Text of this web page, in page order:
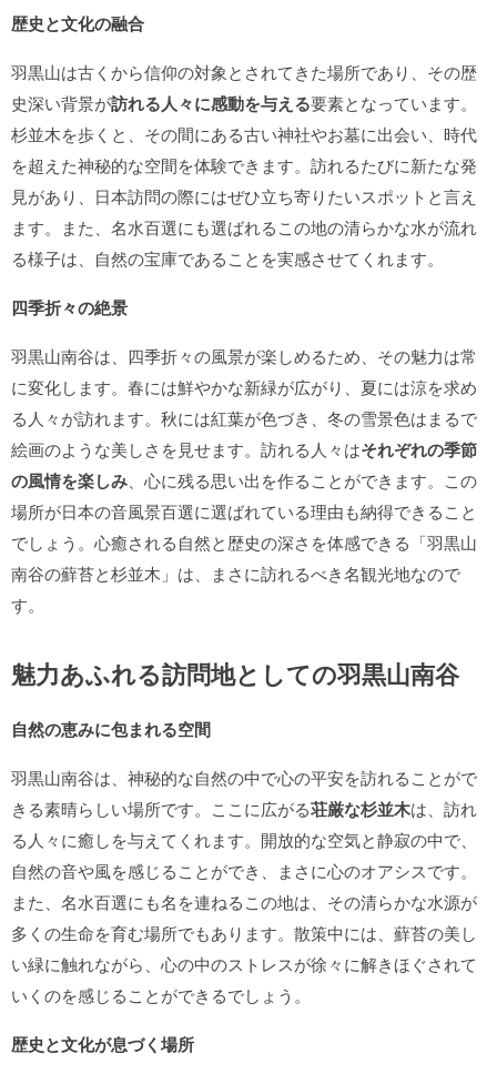
歴史と文化の融合
羽黒山は古くから信仰の対象とされてきた場所であり、その歴
史深い背景が訪れる人々に感動を与える要素となっています。
杉並木を歩くと、その間にある古い神社やお墓に出会い、時代
を超えた神秘的な空間を体験できます。訪れるたびに新たな発
見があり、日本訪問の際にはぜひ立ち寄りたいスポットと言え
ます。また、名水百選にも選ばれるこの地の清らかな水が流れ
る様子は、自然の宝庫であることを実感させてくれます。
四季折々の絶景
羽黒山南谷は、四季折々の風景が楽しめるため、その魅力は常
に変化します。春には鮮やかな新緑が広がり、夏には涼を求め
る人々が訪れます。秋には紅葉が色づき、冬の雪景色はまるで
絵画のような美しさを見せます。訪れる人々はそれぞれの季節
の風情を楽しみ 、心に残る思い出を作ることができます。この
場所が日本の音風景百選に選ばれている理由も納得できること
でしょう。心癒される自然と歴史の深さを体感できる「羽黒山
南谷の蘚苔と杉並木」は、まさに訪れるべき名観光地なので
す。
魅力あふれる訪問地としての羽黒山南谷
自然の恵みに包まれる空間
羽黒山南谷は、神秘的な自然の中で心の平安を訪れることがで
きる素晴らしい場所です。ここに広がる荘厳な杉並木は、訪れ
る人々に癒しを与えてくれます。開放的な空気と静寂の中で、
自然の音や風を感じることができ、まさに心のオアシスです。
また、名水百選にも名を連ねるこの地は、その清らかな水源が
多くの生命を育む場所でもあります。散策中には、蘚苔の美し
い緑に触れながら、心の中のストレスが徐々に解きほぐされて
いくのを感じることができるでしょう。
歴史と文化が息づく場所